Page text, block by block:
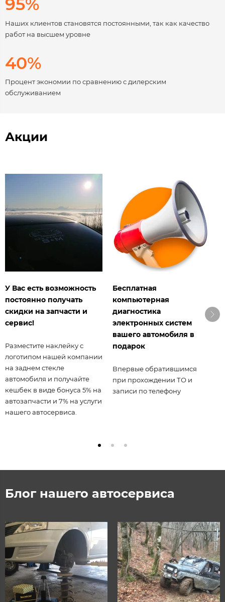
95%
Наших клиентов становятся постоянными, так как качество
работ на высшем уровне
40%
Процент экономии по сравнению с дилерским
обслуживанием
Акции
У Вас есть возможность
постоянно получать
скидки на запчасти и
сервис!
Разместите наклейку с
логотипом нашей компании
на заднем стекле
автомобиля и получайте
кешбек в виде бонуса 5% на
автозапчасти и 7% на услуги
нашего автосервиса.
Бесплатная
компьютерная
диагностика
электронных систем
вашего автомобиля в
подарок
Впервые обратившимся
при прохождении ТО и
записи по телефону
Блог нашего автосервиса